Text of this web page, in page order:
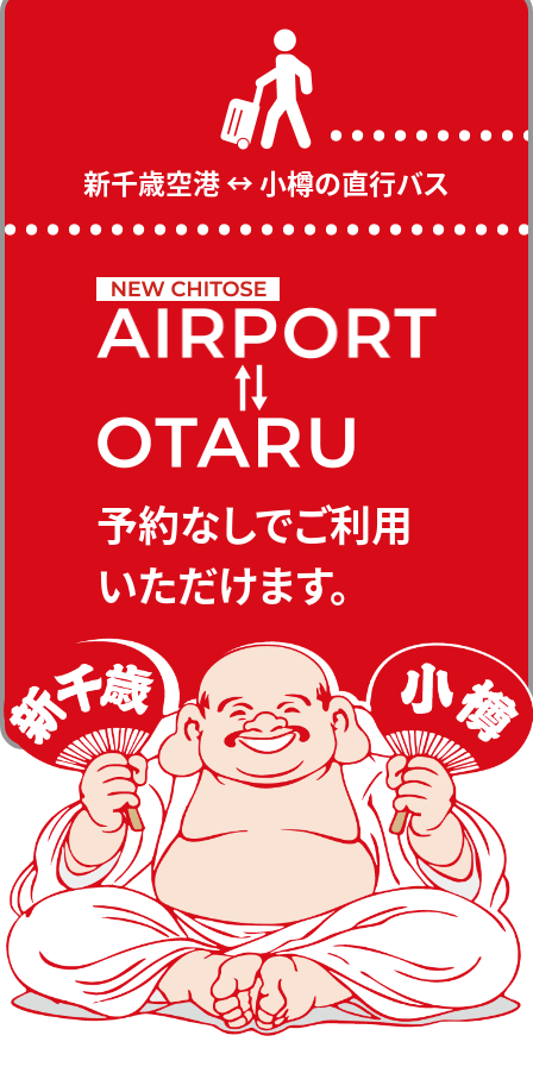
新千歳空港 ↔ 小樽の直行バス
予約なしでご利用
いただけます。